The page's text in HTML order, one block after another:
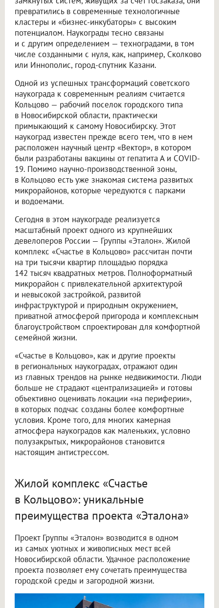
превратились в современные технологичные
кластеры и «бизнес-инкубаторы» с высоким
потенциалом. Наукограды тесно связаны
и с другим определением — техноградами, в том
числе созданными с нуля, как, например, Сколково
или Иннополис, город-спутник Казани.
Одной из успешных трансформаций советского
наукограда к современным реалиям считается
Кольцово — рабочий поселок городского типа
в Новосибирской области, практически
примыкающий к самому Новосибирску. Этот
наукоград известен прежде всего тем, что в нем
расположен научный центр «Вектор», в котором
были разработаны вакцины от гепатита А и COVID-
19. Помимо научно-производственной зоны,
в Кольцово есть уже знакомая система развитых
микрорайонов, которые чередуются с парками
и водоемами.
Сегодня в этом наукограде реализуется
масштабный проект одного из крупнейших
девелоперов России — Группы «Эталон». Жилой
комплекс «Счастье в Кольцово» рассчитан почти
на три тысячи квартир площадью порядка
142 тысяч квадратных метров. Полноформатный
микрорайон с привлекательной архитектурой
и невысокой застройкой, развитой
инфраструктурой и природным окружением,
приватной атмосферой пригорода и комплексным
благоустройством спроектирован для комфортной
семейной жизни.
«Счастье в Кольцово», как и другие проекты
в региональных наукоградах, отражают один
из главных трендов на рынке недвижимости. Люди
больше не страдают «централизацией» и готовы
объективно оценивать локации «на периферии»,
в которых подчас созданы более комфортные
условия. Кроме того, для многих камерная
атмосфера наукоградов как маленьких, условно
полузакрытых, микрорайонов становится
настоящим антистрессом.
Жилой комплекс «Счастье
в Кольцово»: уникальные
преимущества проекта «Эталона»
Проект Группы «Эталон» возводится в одном
из самых уютных и живописных мест всей
Новосибирской области. Удачное расположение
проекта позволяет ему сочетать преимущества
городской среды и загородной жизни.